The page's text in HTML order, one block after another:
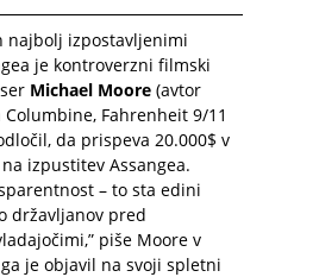
najbolj izpostavljenimi
je kontroverzni filmski
Michael Moore (avtor
Fahrenheit 9/11
da prispeva 20.000$ v
izpustitev Assangea.
– to sta edini
državljanov pred
piše Moore v
je objavil na svoji spletni